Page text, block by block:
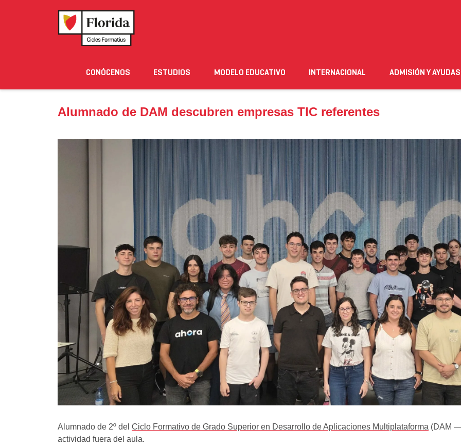
Noticias Eventos Blog Solicita Información Empleo Estudiante Futuro alumnado Necesito
CONÓCENOS ESTUDIOS MODELO EDUCATIVO INTERNACIONAL ADMISIÓN Y AYUDAS
Alumnado de DAM descubren empresas TIC referentes
Alumnado de 2º del Ciclo Formativo de Grado Superior en Desarrollo de Aplicaciones Multiplataforma (DAM
actividad fuera del aula.